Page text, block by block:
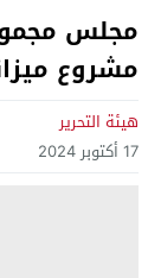
مجلس
مشروع ميزانية 2025 في
هيئة التحرير
17 أكتوبر 2024